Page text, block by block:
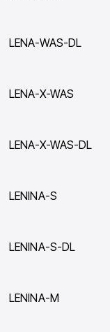
LENA-WAS-DL
LENA-X-WAS
LENA-X-WAS-DL
LENINA-S
LENINA-S-DL
LENINA-M